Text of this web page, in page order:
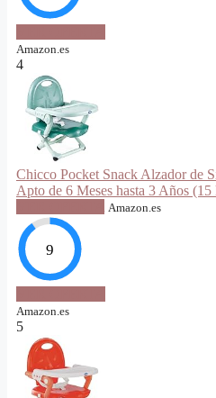
Amazon.es
4
Chicco Pocket Snack Alzador de
Apto de 6 Meses hasta 3 Años (15
Amazon.es
9
Amazon.es
5